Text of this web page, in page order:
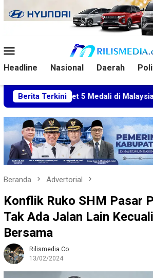
ke
Mobile
Headline Nasional Daerah
Berita Terkini
Sabet 5 Medali di Malaysia Open 2026
Beranda Advertorial
Konflik Ruko SHM Pasar
Tak Ada Jalan Lain
Bersama
Rilismedia.co
13/02/2024